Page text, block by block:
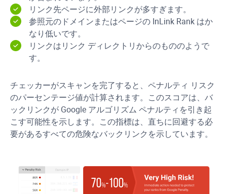
リンク先ページに外部リンクが多すぎます。
参照元のドメインまたはページの InLink Rank はか
なり低いです。
リンクはリンク ディレクトリからのもののようで
す。
チェッカーがスキャンを完了すると、ペナルティ リスク
のパーセンテージ値が計算されます。このスコアは、バ
ックリンクが Google アルゴリズム ペナルティを引き起
こす可能性を示します。この指標は、直ちに回避する必
要があるすべての危険なバックリンクを示しています。